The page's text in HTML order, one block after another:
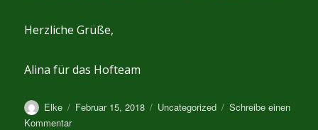
Herzliche Grüße,
Alina für das Hofteam
Autor
Elke
Veröffentlicht
Februar 15, 2018 Kategorien
Uncategorized
Schreibe einen
Kommentarzu